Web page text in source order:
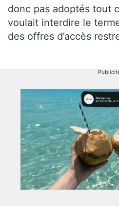
donc pas adoptés tout
voulait interdire le
des offres d’accès